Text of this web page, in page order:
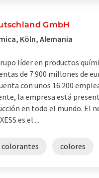
GmbH
Köln, Alemania
líder en productos
de 7.900 millones de
con unos 16.200
la empresa está
en todo el mundo. El
es el ...
colorantes colores